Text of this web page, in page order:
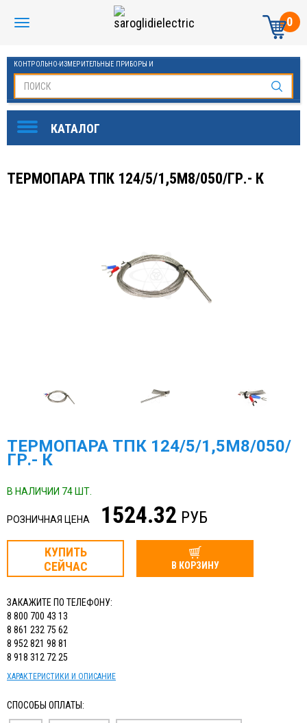
0
КОНТРОЛЬНО-ИЗМЕРИТЕЛЬНЫЕ ПРИБОРЫ И
ТЕРМОПАРА ТПК 124/5/1,5М8/050/ГР.- К
ТЕРМОПАРА ТПК 124/5/1,5М8/050/
ГР.- К
В НАЛИЧИИ 74 ШТ.
РОЗНИЧНАЯ ЦЕНА 1524.32 РУБ
КУПИТЬ
СЕЙЧАС
В КОРЗИНУ
ЗАКАЖИТЕ ПО ТЕЛЕФОНУ:
8 800 700 43 13
8 861 232 75 62
8 952 821 98 81
8 918 312 72 25
ХАРАКТЕРИСТИКИ И ОПИСАНИЕ
СПОСОБЫ ОПЛАТЫ: